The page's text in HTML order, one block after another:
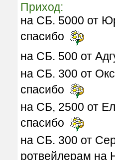
Приход:
на СБ. 5000 от
спасибо
на СБ. 500 от
на СБ. 300 от
спасибо
на СБ, 2500 от
спасибо
на СБ. 300 от
ротвейлерам на